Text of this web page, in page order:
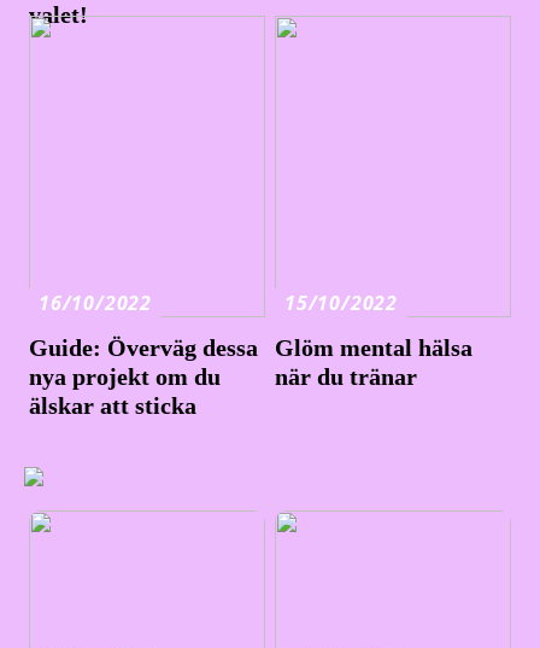
valet!
16/10/2022
Guide: Överväg dessa
nya projekt om du
älskar att sticka
15/10/2022
Glöm mental hälsa
när du tränar